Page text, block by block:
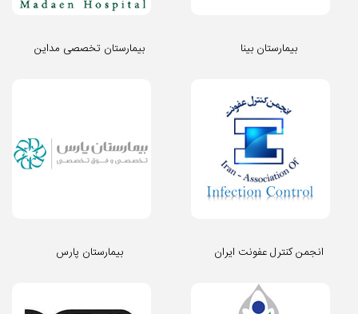
بیمارستان تخصصی مداین بیمارستان بینا
بیمارستان پارس انجمن کنترل عفونت ایران